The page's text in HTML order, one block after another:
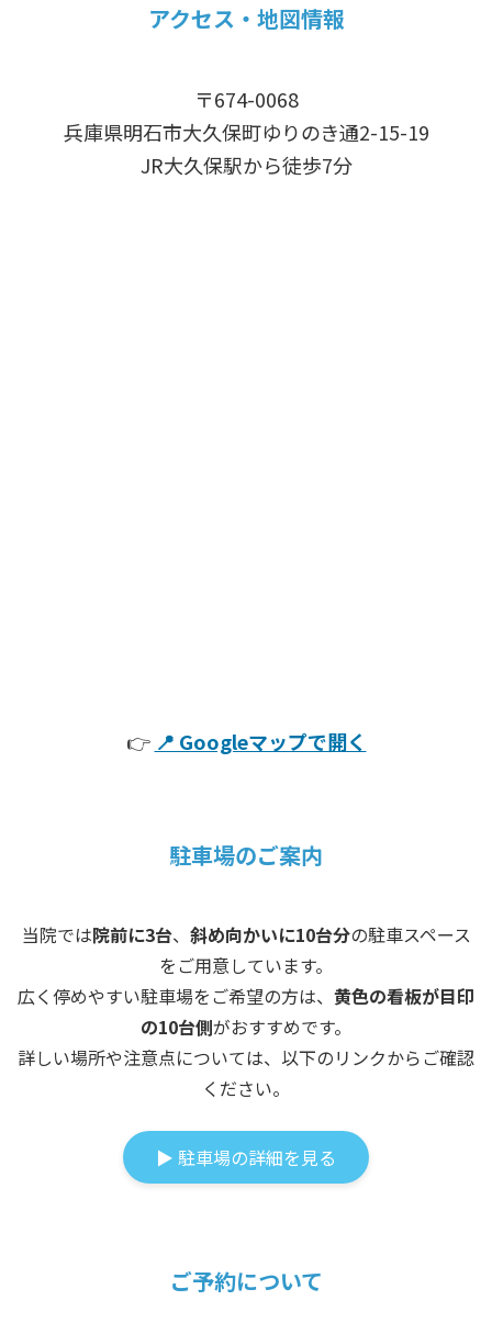
アクセス・地図情報
〒674-0068
兵庫県明石市大久保町ゆりのき通2-15-19
JR大久保駅から徒歩7分
👉 📍 Googleマップで開く
駐車場のご案内
当院では院前に3台、 斜め向かいに10台分の駐車スペース
をご用意しています。
広く停めやすい駐車場をご希望の方は、 黄色の看板が目印
の10台側がおすすめです。
詳しい場所や注意点については、以下のリンクからご確認
ください。
▶ 駐車場の詳細を見る
ご予約について